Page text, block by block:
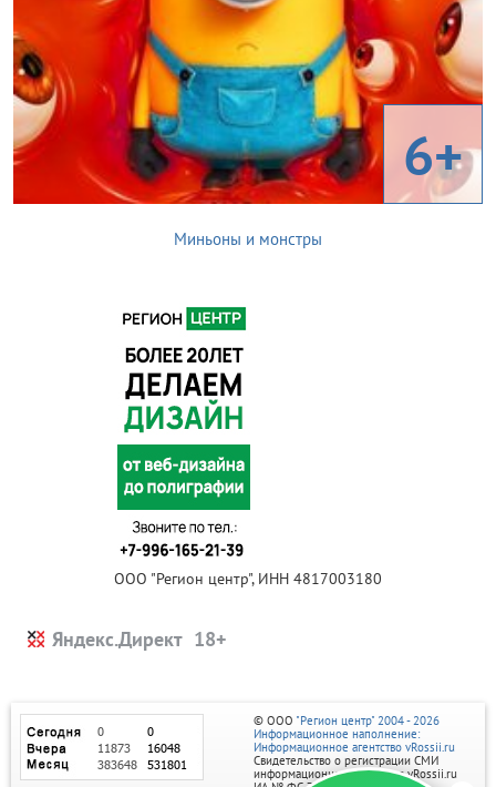
6+
Миньоны и монстры
ООО "Регион центр", ИНН 4817003180
Яндекс.Директ
© ООО "Регион центр" 2004 - 2026
Информационное наполнение:
Информационное агентство vRossii.ru
Свидетельство о регистрации СМИ
информационного агентства vRossii.ru